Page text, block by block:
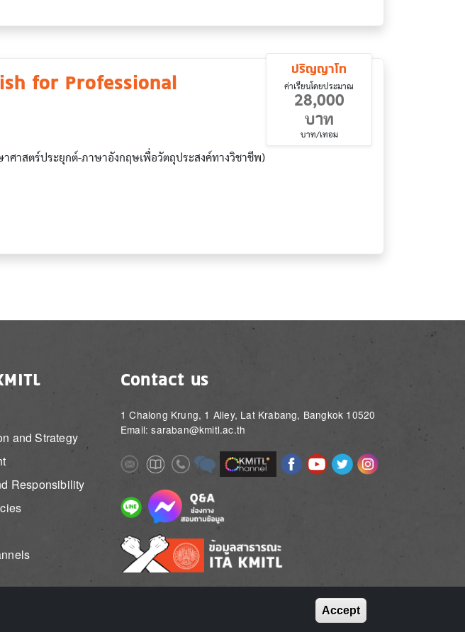
for Professional
สตร์ประยุกต์-ภาษาอังกฤษเพื่อวัตถุประสงค์ทางวิชาชีพ)
ปริญญาโท
ค่าเรียนโดยประมาณ
28,000
บาท
บาท/เทอม
Professional Purposes
and Strategy
Responsibility
Contact us
1 Chalong Krung, 1 Alley, Lat Krabang, Bangkok 10520
Email: saraban@kmitl.ac.th
ImageImageImageImage Image ImageImageImageImage
Image Image
Image
Accept